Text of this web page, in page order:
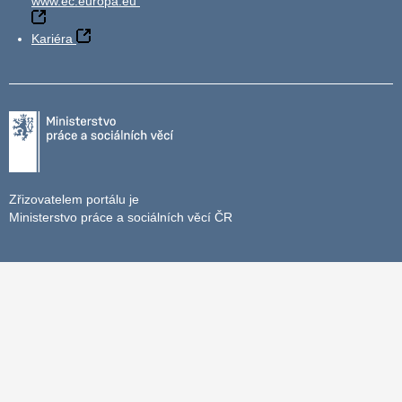
Kariéra
Zřizovatelem portálu je
Ministerstvo práce a sociálních věcí ČR